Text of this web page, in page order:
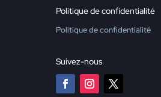
Politique de confidentialité
Politique de confidentialité
Suivez-nous